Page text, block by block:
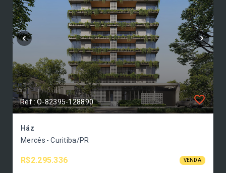
Ref.: O-82395-128890
Ház
Mercês - Curitiba/PR
R$2.295.336 VENDA